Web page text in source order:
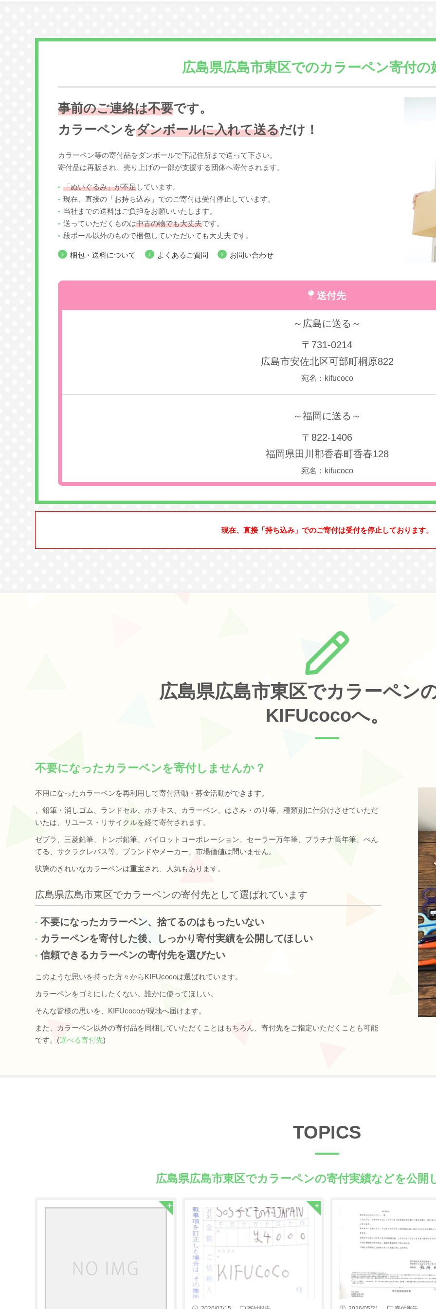
広島県広島市東区でのカラーペン寄付の
事前のご連絡は不要です。
カラーペンをダンボールに入れて送るだけ！
カラーペン等の寄付品をダンボールで下記住所まで送って下さい。
寄付品は再販され、売り上げの一部が支援する団体へ寄付されます。
「ぬいぐるみ」が不足しています。
現在、直接の「お持ち込み」でのご寄付は受付停止しています。
当社までの送料はご負担をお願いいたします。
送っていただくものは中古の物でも大丈夫です。
段ボール以外のもので梱包していただいても大丈夫です。
梱包・送料について よくあるご質問 お問い合わせ
送付先
～広島に送る～
〒731-0214
広島市安佐北区可部町桐原822
宛名：kifucoco
～福岡に送る～
〒822-1406
福岡県田川郡香春町香春128
宛名：kifucoco
現在、直接「持ち込み」でのご寄付は受付を停止しております。
広島県広島市東区でカラーペン
KIFUcocoへ。
不要になったカラーペンを寄付しませんか？
不用になったカラーペンを再利用して寄付活動・募金活動ができます。
、鉛筆・消しゴム、ランドセル、ホチキス、カラーペン、はさみ・のり等、種類別に仕分けさせていただ
いたは、リユース・リサイクルを経て寄付されます。
ゼブラ、三菱鉛筆、トンボ鉛筆、パイロットコーポレーション、セーラー万年筆、プラチナ萬年筆、ぺん
てる、サクラクレパス等、ブランドやメーカー、市場価値は問いません。
状態のきれいなカラーペンは重宝され、人気もあります。
広島県広島市東区でカラーペンの寄付先として選ばれています
不要になったカラーペン、捨てるのはもったいない
カラーペンを寄付した後、しっかり寄付実績を公開してほしい
信頼できるカラーペンの寄付先を選びたい
このような思いを持った方々からKIFUcocoは選ばれています。
カラーペンをゴミにしたくない。誰かに使ってほしい。
そんな皆様の思いを、KIFUcocoが現地へ届けます。
また、カラーペン以外の寄付品を同梱していただくことはもちろん、寄付先をご指定いただくことも可能
です。(選べる寄付先)
TOPICS
広島県広島市東区でカラーペンの寄付実績などを公開